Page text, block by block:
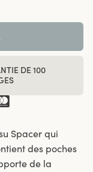
DE 100
Spacer qui
des poches
de la